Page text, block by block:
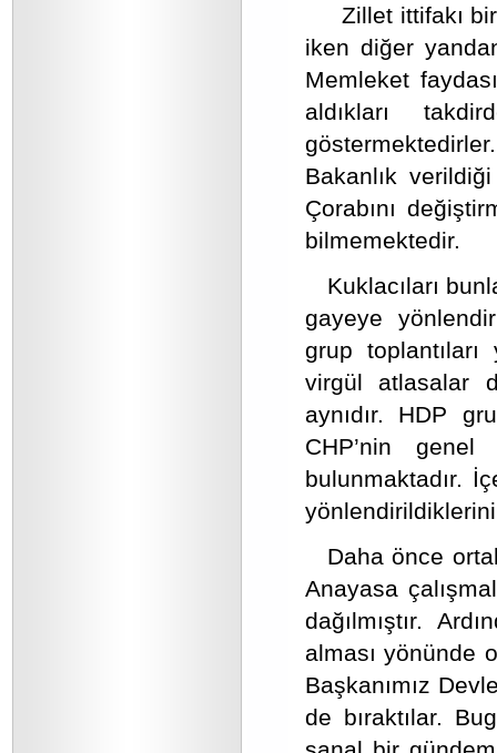
Zillet ittifakı
iken diğer
Memleket
aldıkları
Bakanlık
Çorabını
bilmemektedir.
Kuklacıları
gayeye
grup
virgül atlasalar
aynıdır. HDP
CHP’nin genel
bulunmaktadır.
Daha önce
Anayasa
dağılmıştır.
alması yönünde
Başkanımız
de bıraktılar.